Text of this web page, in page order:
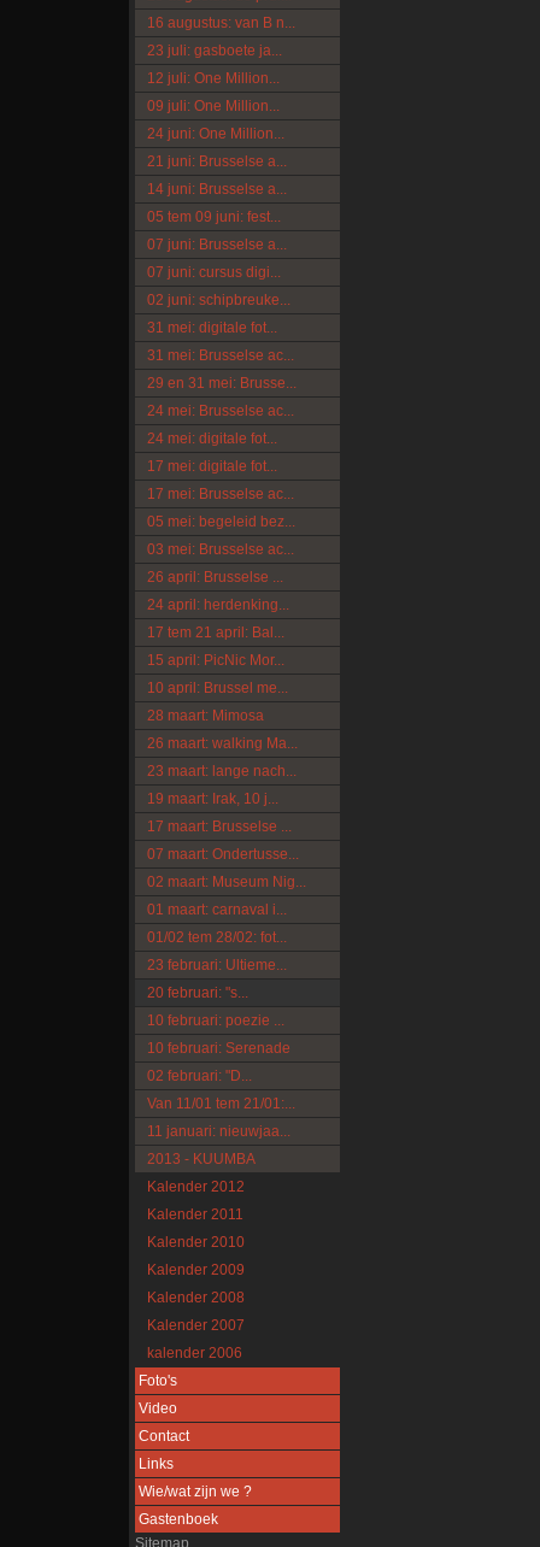
16 augustus: van B n...
23 juli: gasboete ja...
12 juli: One Million...
09 juli: One Million...
24 juni: One Million...
21 juni: Brusselse a...
14 juni: Brusselse a...
05 tem 09 juni: fest...
07 juni: Brusselse a...
07 juni: cursus digi...
02 juni: schipbreuke...
31 mei: digitale fot...
31 mei: Brusselse ac...
29 en 31 mei: Brusse...
24 mei: Brusselse ac...
24 mei: digitale fot...
17 mei: digitale fot...
17 mei: Brusselse ac...
05 mei: begeleid bez...
03 mei: Brusselse ac...
26 april: Brusselse ...
24 april: herdenking...
17 tem 21 april: Bal...
15 april: PicNic Mor...
10 april: Brussel me...
28 maart: Mimosa
26 maart: walking Ma...
23 maart: lange nach...
19 maart: Irak, 10 j...
17 maart: Brusselse ...
07 maart: Ondertusse...
02 maart: Museum Nig...
01 maart: carnaval i...
01/02 tem 28/02: fot...
23 februari: Ultieme...
20 februari: "s...
10 februari: poezie ...
10 februari: Serenade
02 februari: "D...
Van 11/01 tem 21/01:...
11 januari: nieuwjaa...
2013 - KUUMBA
Kalender 2012
Kalender 2011
Kalender 2010
Kalender 2009
Kalender 2008
Kalender 2007
kalender 2006
Foto's
Video
Contact
Links
Wie/wat zijn we ?
Gastenboek
Sitemap